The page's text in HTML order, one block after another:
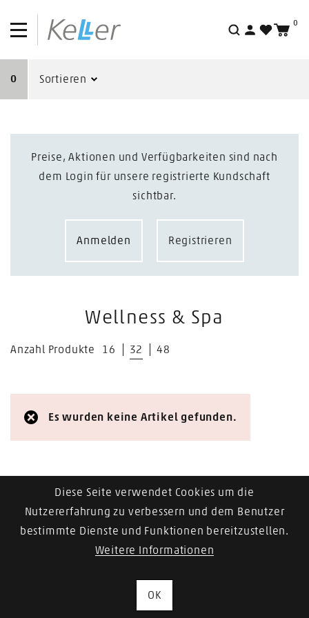
Suche
0
0 Sortieren
Preise, Aktionen und Verfügbarkeiten sind nach
dem Login für unsere registrierte Kundschaft
sichtbar.
Anmelden Registrieren
Wellness & Spa
Anzahl Produkte 16 32 48
Es wurden keine Artikel gefunden.
Diese Seite verwendet Cookies um die
Nutzererfahrung zu verbessern und dem Benutzer
bestimmte Dienste und Funktionen bereitzustellen.
Weitere Informationen
OK